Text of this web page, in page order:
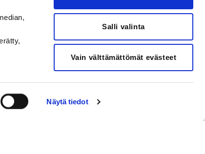
Näytä tiedot
Salli valinta
Vain välttämättömät evästeet
ei